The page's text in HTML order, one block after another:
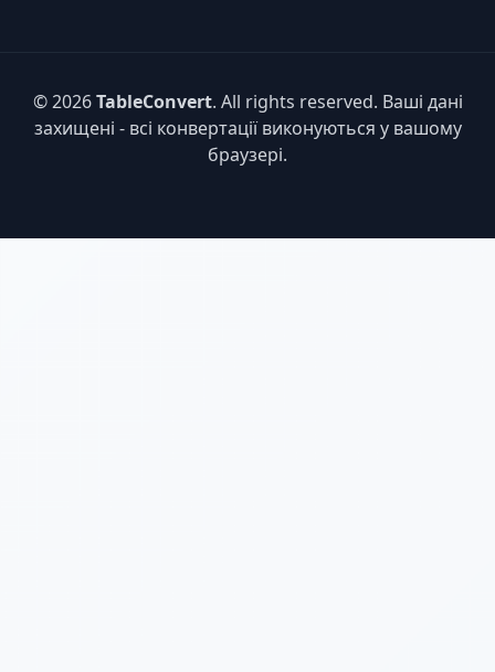
© 2026TableConvert. All rights reserved. Ваші дані
захищені - всі конвертації виконуються у вашому
браузері.